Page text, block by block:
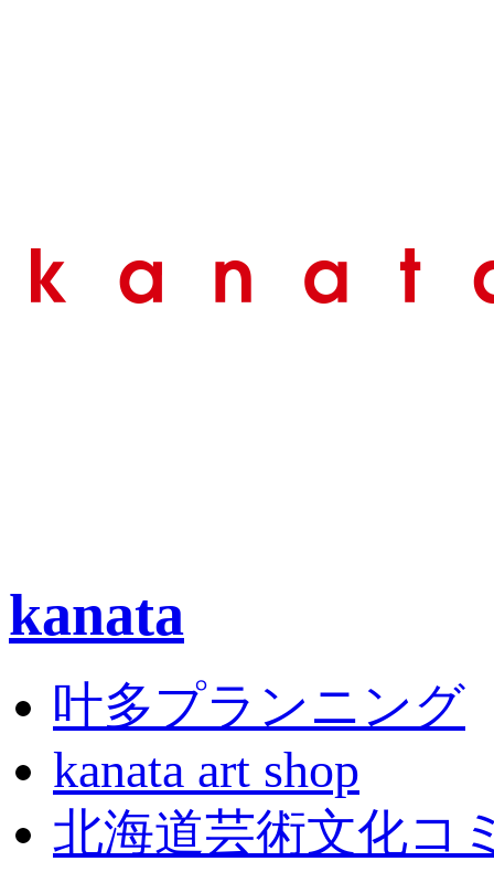
kanata
叶多プランニング
kanata art shop
北海道芸術文化コ